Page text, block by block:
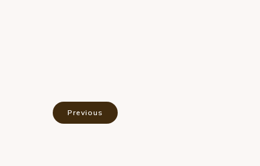
Previous